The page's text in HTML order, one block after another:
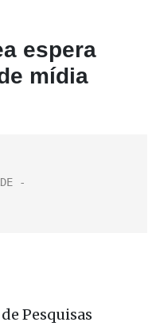
espera
mídia
Pesquisas